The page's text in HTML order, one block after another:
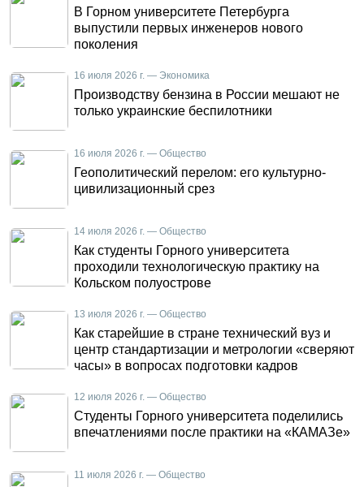
В Горном университете Петербурга
выпустили первых инженеров нового
поколения
16 июля 2026 г. — Экономика
Производству бензина в России мешают не
только украинские беспилотники
16 июля 2026 г. — Общество
Геополитический перелом: его культурно-
цивилизационный срез
14 июля 2026 г. — Общество
Как студенты Горного университета
проходили технологическую практику на
Кольском полуострове
13 июля 2026 г. — Общество
Как старейшие в стране технический вуз и
центр стандартизации и метрологии «сверяют
часы» в вопросах подготовки кадров
12 июля 2026 г. — Общество
Студенты Горного университета поделились
впечатлениями после практики на «КАМАЗе»
11 июля 2026 г. — Общество